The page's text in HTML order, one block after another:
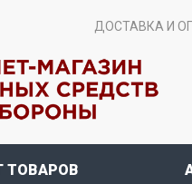
ДОСТАВКА И
ТОВАРОВ